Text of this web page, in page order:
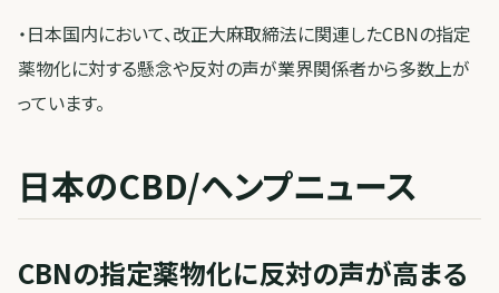
・日本国内において、改正大麻取締法に関連したCBNの指定
薬物化に対する懸念や反対の声が業界関係者から多数上が
っています。
日本のCBD/ヘンプニュース
CBNの指定薬物化に反対の声が高まる